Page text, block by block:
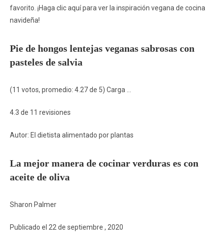
favorito. ¡Haga clic aquí para ver la inspiración vegana de cocina
navideña!
Pie de hongos lentejas veganas sabrosas con
pasteles de salvia
(11 votos, promedio: 4.27 de 5) Carga …
4.3 de 11 revisiones
Autor: El dietista alimentado por plantas
La mejor manera de cocinar verduras es con
aceite de oliva
Sharon Palmer
Publicado el 22 de septiembre , 2020